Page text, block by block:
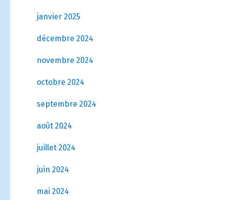
janvier 2025
décembre 2024
novembre 2024
octobre 2024
septembre 2024
août 2024
juillet 2024
juin 2024
mai 2024